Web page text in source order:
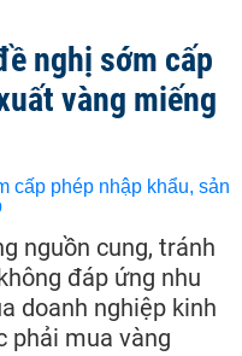
nghị sớm cấp
vàng miếng
nguồn cung, tránh
đáp ứng nhu
doanh nghiệp kinh
phải mua vàng